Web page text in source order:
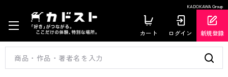
KADOKAWA Group
カート ログイン 新規登録